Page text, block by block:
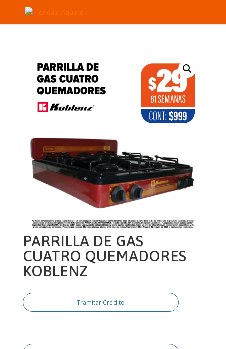
PARRILLA DE GAS
CUATRO QUEMADORES
KOBLENZ
Tramitar Crédito